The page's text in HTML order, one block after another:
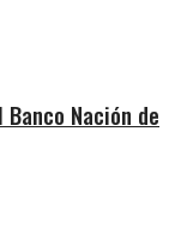
Nación de